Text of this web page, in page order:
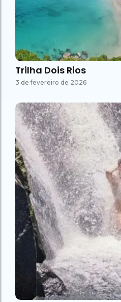
Trilha Dois Rios
3 de fevereiro de 2026